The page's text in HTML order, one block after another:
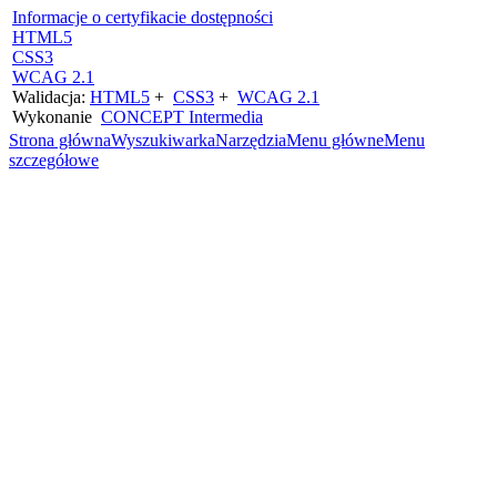
Informacje o certyfikacie dostępności
HTML5
CSS3
WCAG 2.1
Walidacja: HTML5 + CSS3 + WCAG 2.1
Wykonanie CONCEPT Intermedia
Strona głównaWyszukiwarkaNarzędziaMenu główneMenu
szczegółowe